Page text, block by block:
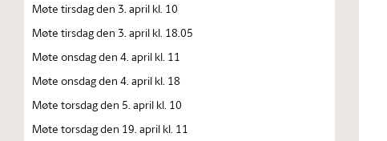
Møte tirsdag den 3. april kl. 10
Møte tirsdag den 3. april kl. 18.05
Møte onsdag den 4. april kl. 11
Møte onsdag den 4. april kl. 18
Møte torsdag den 5. april kl. 10
Møte torsdag den 19. april kl. 11